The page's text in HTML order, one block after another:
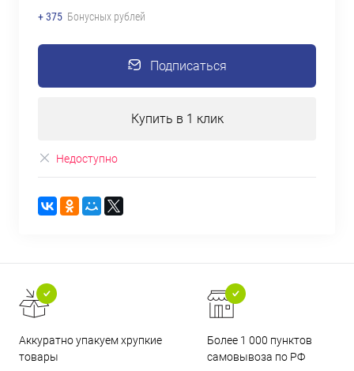
+ 375 Бонусных рублей
Подписаться
Купить в 1 клик
Недоступно
Аккуратно упакуем хрупкие
товары
Более 1 000 пунктов
самовывоза по РФ